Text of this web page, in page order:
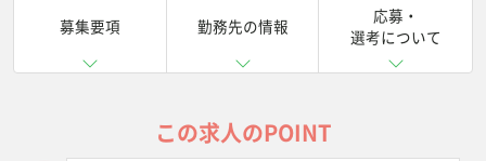
募集要項 勤務先の情報
応募・
選考について
この求人のPOINT